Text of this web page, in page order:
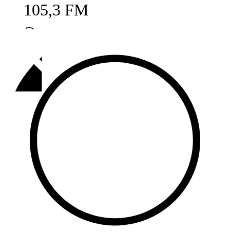
105,3 FM
Әлмәт
92,9 FM
Базарлы матак
107,1 FM
Балык бистәсе
104,9 FM
Баулы
107,5 FM
Биләр